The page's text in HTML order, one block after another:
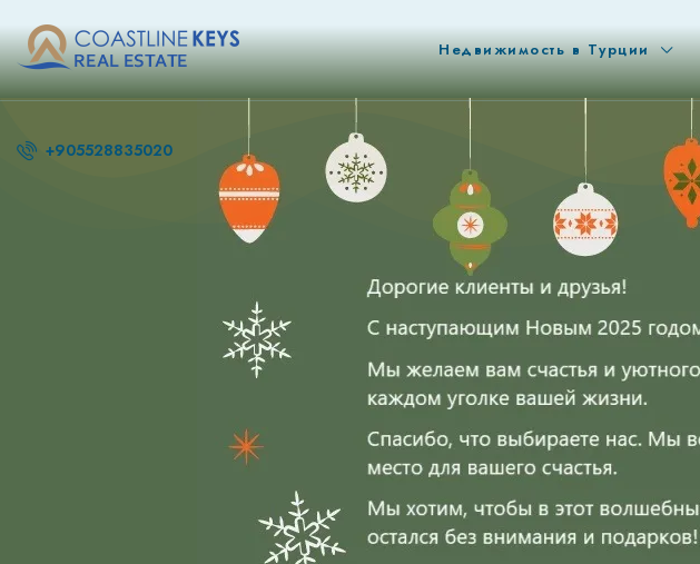
Недвижимость в Турции
+905528835020